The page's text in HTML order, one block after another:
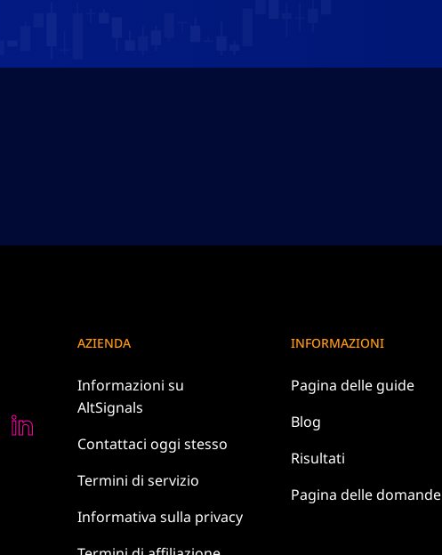
AZIENDA
Informazioni su
AltSignals
Contattaci oggi stesso
Termini di servizio
Informativa sulla privacy
INFORMAZIONI
Pagina delle guide
Blog
Risultati
Pagina delle domande